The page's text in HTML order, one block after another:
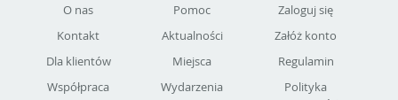
O nas
Kontakt
Dla klientów
Współpraca
Pomoc
Aktualności
Miejsca
Wydarzenia
Zaloguj się
Załóż konto
Regulamin
Polityka